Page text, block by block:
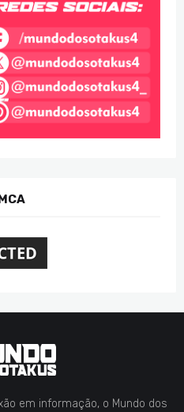
em informação, o Mundo dos